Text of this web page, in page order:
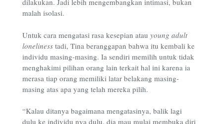
dilakukan. Jadi lebih mengembangkan intimasi, bukan
malah isolasi.
Untuk cara mengatasi rasa kesepian atau young adult
loneliness tadi, Tina beranggapan bahwa itu kembali ke
individu masing-masing. Ia sendiri memilih untuk tidak
menghakimi pilihan orang lain terkait hal ini karena ia
merasa tiap orang memiliki latar belakang masing-
masing atas apa yang telah mereka pilih.
“Kalau ditanya bagaimana mengatasinya, balik lagi
dulu ke individu nya dulu, dia mau mulai membuka diri